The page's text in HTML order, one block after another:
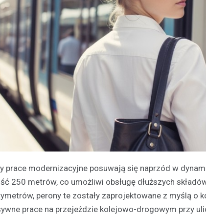
prace modernizacyjne posuwają się naprzód w
250 metrów, co umożliwi obsługę dłuższych
perony te zostały zaprojektowane z myślą o
prace na przejeździe kolejowo-drogowym przy